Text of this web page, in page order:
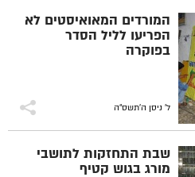
המורדים המאואיסטים לא
הפריעו לליל הסדר
בפוקרה
ל' ניסן ה׳תשס״ה
שבת התחזקות לתושבי
מורג בגוש קטיף